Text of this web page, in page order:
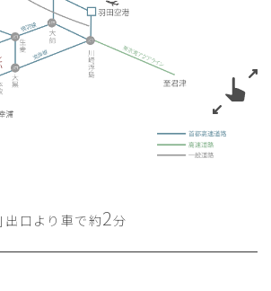
出口より車で約2分